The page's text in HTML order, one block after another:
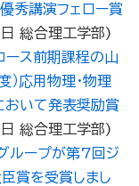
秀講演フェロー賞
総合理工学部)
ース前期課程の山
応用物理・物理
いて発表奨励賞
総合理工学部)
ループが第7回ジ
賞を受賞しまし